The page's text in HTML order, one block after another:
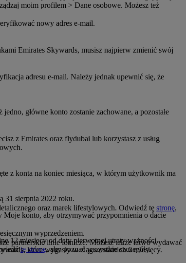
moim profilem > Dane osobowe. Możesz też
nowy adres e-mail.
Emirates Skywards, musisz najpierw zmienić swój
adresu e-mail. Należy jednak upewnić się, że
główne konto zostanie zachowane, a pozostałe
z Emirates oraz flydubai lub korzystasz z usług
z konta na koniec miesiąca, w którym użytkownik ma
31 sierpnia 2022 roku.
Moje konto, aby otrzymywać przypomnienia o dacie
12 miesięcy od daty pierwotnej utraty ważności.
tę stronę, aby poznać wszystkie szczegóły.
oraz marek lifestylowych. Odwiedź tę stronę,
wyprzedzeniem.
które wygasły w ciągu ostatnich 6 miesięcy.
partnerskie linie lotnicze. Możesz także łatwo wydawać